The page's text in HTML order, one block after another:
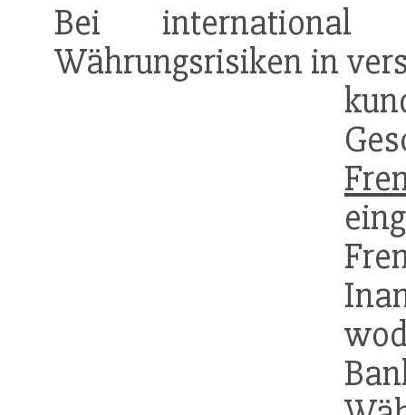
Bei international
Währungsrisiken in